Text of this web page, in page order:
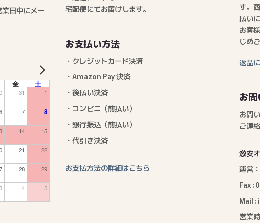
日中にメー
金 土
31 1
7 8
14 15
21 22
28 29
4 5
宅配便にてお届けします。
お支払い方法
・クレジットカード決済
・Amazon Pay 決済
・後払い決済
・コンビニ（前払い）
・銀行振込（前払い）
・代引き決済
お支払方法の詳細はこちら
す。
払い
お客
じめ
返品
お
お問
ご連
激安
運営
Fax :
Mail
営業